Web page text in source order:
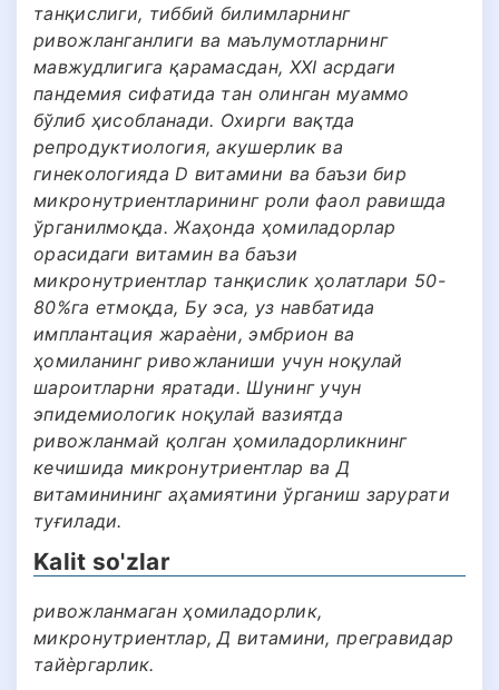
танқислиги, тиббий билимларнинг
ривожланганлиги ва маълумотларнинг
мавжудлигига қарамасдан, XXI асрдаги
пандемия сифатида тан олинган муаммо
бўлиб ҳисобланади. Охирги вақтда
репродуктиология, акушерлик ва
гинекологияда D витамини ва баъзи бир
микронутриентларининг роли фаол равишда
ўрганилмоқда. Жаҳонда ҳомиладорлар
орасидаги витамин ва баъзи
микронутриентлар танқислик ҳолатлари 50-
80%га етмоқда, Бу эса, уз навбатида
имплантация жараѐни, эмбрион ва
ҳомиланинг ривожланиши учун ноқулай
шароитларни яратади. Шунинг учун
эпидемиологик ноқулай вазиятда
ривожланмай қолган ҳомиладорликнинг
кечишида микронутриентлар ва Д
витаминининг аҳамиятини ўрганиш зарурати
туғилади.
Kalit so'zlar
ривожланмаган ҳомиладорлик,
микронутриентлар, Д витамини, прегравидар
тайѐргарлик.